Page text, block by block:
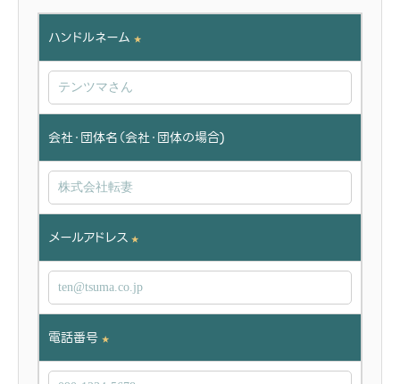
ハンドルネーム ★
会社・団体名（会社・団体の場合)
メールアドレス ★
電話番号 ★